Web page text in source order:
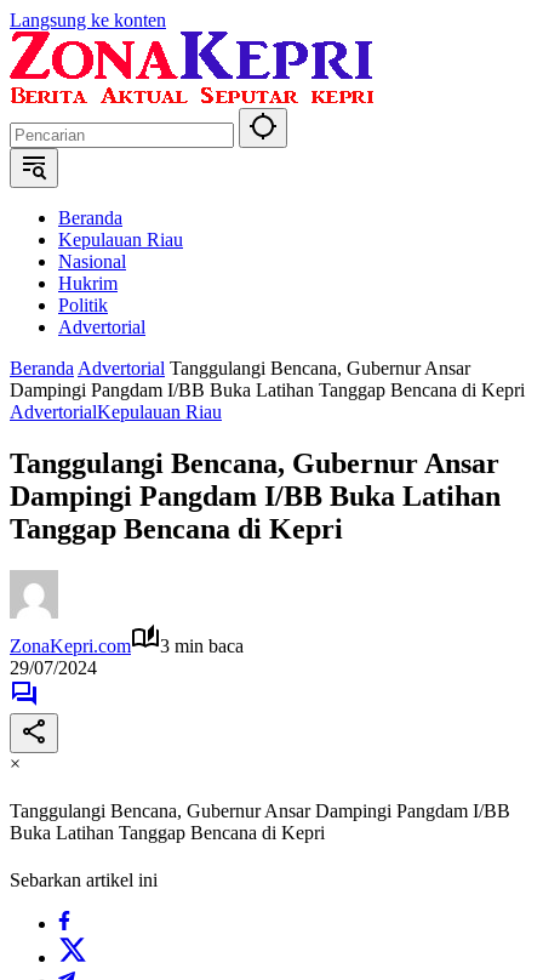
Langsung ke konten
Beranda
Kepulauan Riau
Nasional
Hukrim
Politik
Advertorial
Beranda Advertorial Tanggulangi Bencana, Gubernur Ansar
Dampingi Pangdam I/BB Buka Latihan Tanggap Bencana di Kepri
AdvertorialKepulauan Riau
Tanggulangi Bencana, Gubernur Ansar
Dampingi Pangdam I/BB Buka Latihan
Tanggap Bencana di Kepri
ZonaKepri.com
3 min baca
29/07/2024
×
Tanggulangi Bencana, Gubernur Ansar Dampingi Pangdam I/BB
Buka Latihan Tanggap Bencana di Kepri
Sebarkan artikel ini